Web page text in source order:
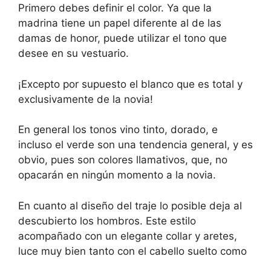
Primero debes definir el color. Ya que la
madrina tiene un papel diferente al de las
damas de honor, puede utilizar el tono que
desee en su vestuario.
¡Excepto por supuesto el blanco que es total y
exclusivamente de la novia!
En general los tonos vino tinto, dorado, e
incluso el verde son una tendencia general, y es
obvio, pues son colores llamativos, que, no
opacarán en ningún momento a la novia.
En cuanto al diseño del traje lo posible deja al
descubierto los hombros. Este estilo
acompañado con un elegante collar y aretes,
luce muy bien tanto con el cabello suelto como